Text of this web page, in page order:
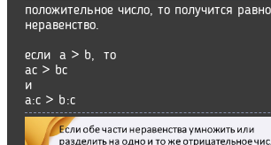
положительное число, то получится
неравенство.
если a > b, то
ac > bc
и
а:с > b:с